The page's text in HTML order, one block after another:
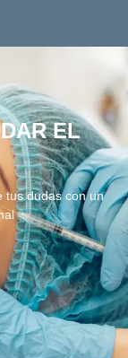
EL
tus dudas con un